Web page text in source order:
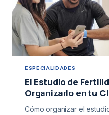
ESPECIALIDADES
El Estudio de
Organizarlo en tu
Cómo organizar el